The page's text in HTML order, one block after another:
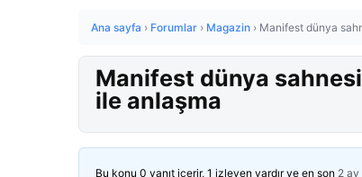
Ana sayfa › Forumlar › Magazin › Manifest dünya
Manifest dünya
ile anlaşma
Bu konu 0 yanıt içerir, 1 izleyen vardır ve en son 2